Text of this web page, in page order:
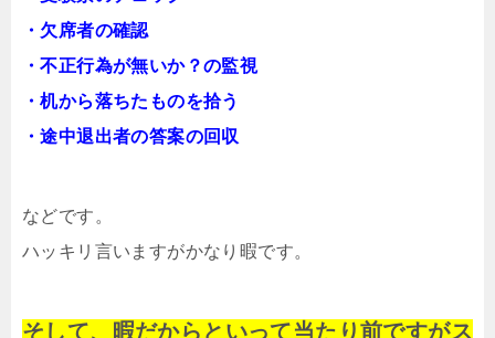
・欠席者の確認
・不正行為が無いか？の監視
・机から落ちたものを拾う
・途中退出者の答案の回収
などです。
ハッキリ言いますがかなり暇です。
そして、暇だからといって当たり前ですがス